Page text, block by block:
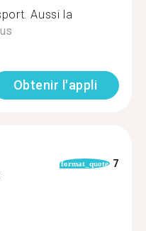
Aussi la
Obtenir l'appli
format_quote 7